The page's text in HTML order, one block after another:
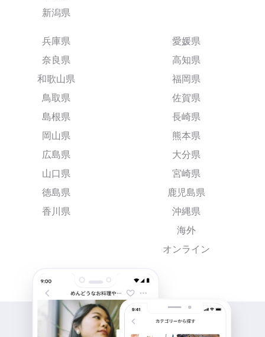
新潟県
兵庫県
奈良県
和歌山県
鳥取県
島根県
岡山県
広島県
山口県
徳島県
香川県
愛媛県
高知県
福岡県
佐賀県
長崎県
熊本県
大分県
宮崎県
鹿児島県
沖縄県
海外
オンライン